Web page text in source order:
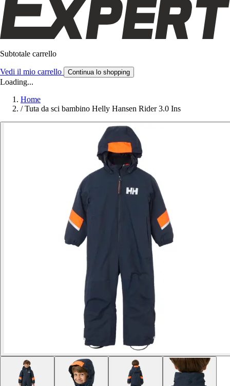
Subtotale carrello
Vedi il mio carrello Continua lo shopping
Loading...
Home
/ Tuta da sci bambino Helly Hansen Rider 3.0 Ins